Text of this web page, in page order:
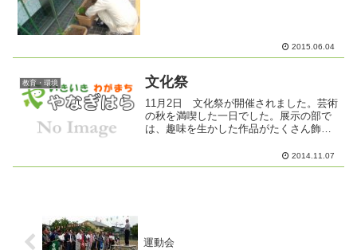
2015.06.04
教育・環境 文化祭
11月2日 文化祭が開催されました。芸術
の秋を満喫した一日でした。展示の部で
は、趣味を生かした作品がたくさん飾ら
ひ仲間に入れていただきたいと思いまし
た。芸能部では、たくさんのグループの
2014.11.07
運動会